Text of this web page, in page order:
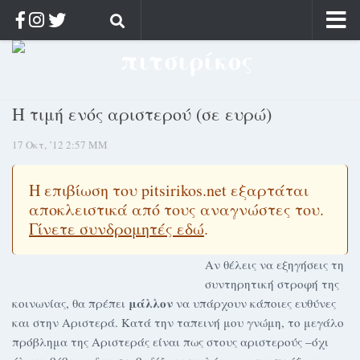
Αρχική
Αρχείο
Κοσμαγάπητα
Στοχασμοί & αποφθέγματα
Διαφήμιση
Η τιμή ενός αριστερού (σε ευρώ)
17 Οκτ, ’12 2:57 ΜΜ
Η επιβίωση του pitsirikos.net εξαρτάται
αποκλειστικά από τους αναγνώστες του.
Γίνετε συνδρομητές εδώ.
Αν θέλεις να εξηγήσεις τη
συντηρητική στροφή της
κοινωνίας, θα πρέπει μάλλον να υπάρχουν κάποιες ευθύνες
και στην Αριστερά. Κατά την ταπεινή μου γνώμη, το μεγάλο
πρόβλημα της Αριστεράς είναι πως στους αριστερούς –όχι